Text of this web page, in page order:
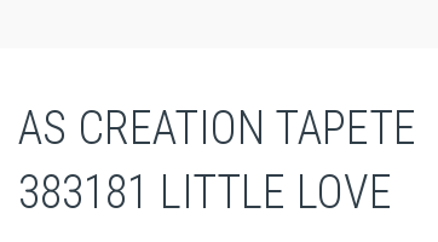
AS CREATION TAPETE
383181 LITTLE LOVE